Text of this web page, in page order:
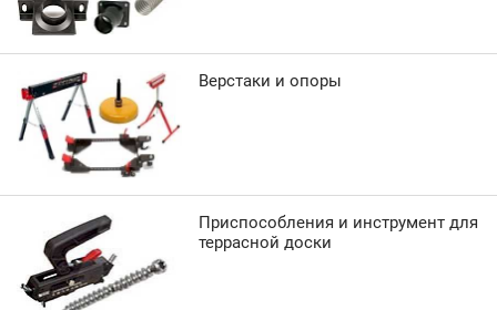
Верстаки и опоры
Приспособления и инструмент для
террасной доски